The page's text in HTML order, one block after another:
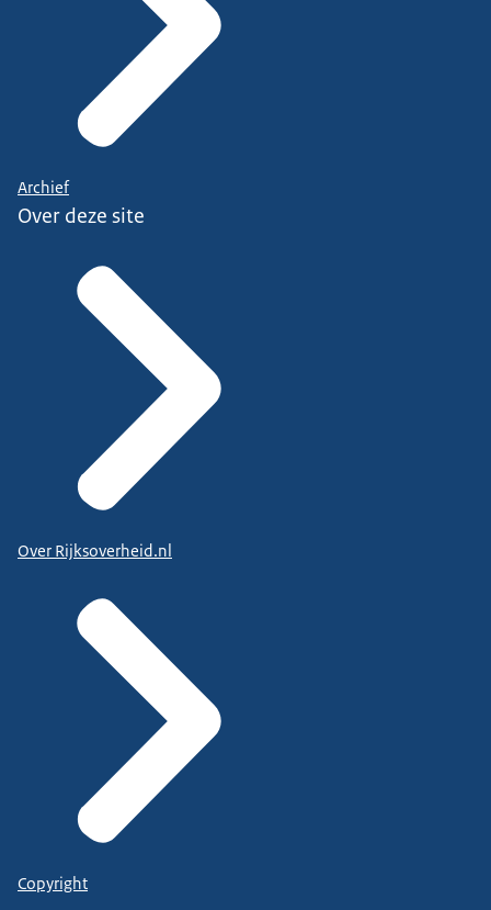
Archief
Over deze site
Over Rijksoverheid.nl
Copyright